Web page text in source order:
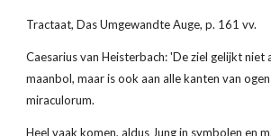
Tractaat, Das Umgewandte Auge, p. 161 vv.
Caesarius van Heisterbach: 'De ziel gelijkt niet
maanbol, maar is ook aan alle kanten van
miraculorum.
Heel vaak komen, aldus Jung in symbolen en